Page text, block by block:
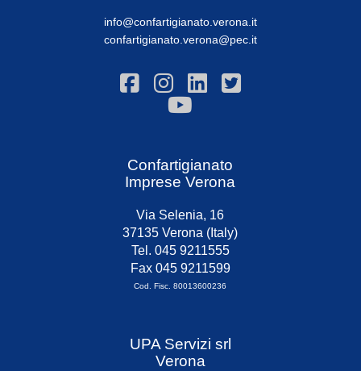
info@confartigianato.verona.it
confartigianato.verona@pec.it
Confartigianato
Imprese Verona
Via Selenia, 16
37135 Verona (Italy)
Tel. 045 9211555
Fax 045 9211599
Cod. Fisc. 80013600236
UPA Servizi srl
Verona